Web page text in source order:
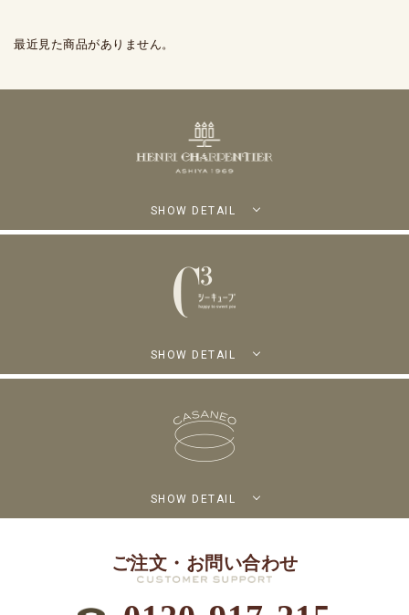
最近見た商品がありません。
SHOW DETAIL
SHOW DETAIL
SHOW DETAIL
ご注文・お問い合わせ